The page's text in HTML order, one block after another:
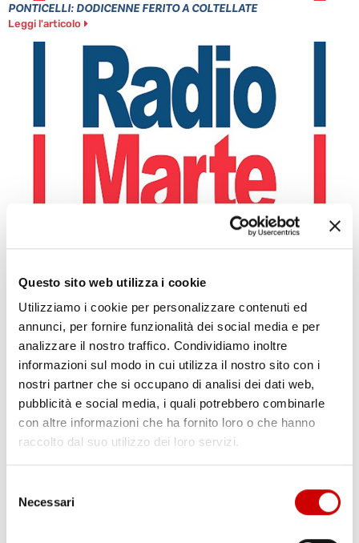
Questo sito web utilizza i cookie
Utilizziamo i cookie per personalizzare contenuti ed
annunci, per fornire funzionalità dei social media e per
analizzare il nostro traffico. Condividiamo inoltre
informazioni sul modo in cui utilizza il nostro sito con i
nostri partner che si occupano di analisi dei dati web,
pubblicità e social media, i quali potrebbero combinarle
con altre informazioni che ha fornito loro o che hanno
raccolto dal suo utilizzo dei loro servizi.
delNecessari
PONTICELLI: DODICENNE FERITO A COLTELLATE
Leggi l'articolo
POZZUOLI: CITTADINI CONTRO GESTIONE EMERGENZA